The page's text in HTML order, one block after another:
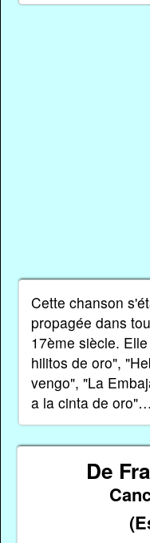
Cette chanson
propagée dans
17ème siècle.
hilitos de oro",
vengo", "La
a la cinta de
De